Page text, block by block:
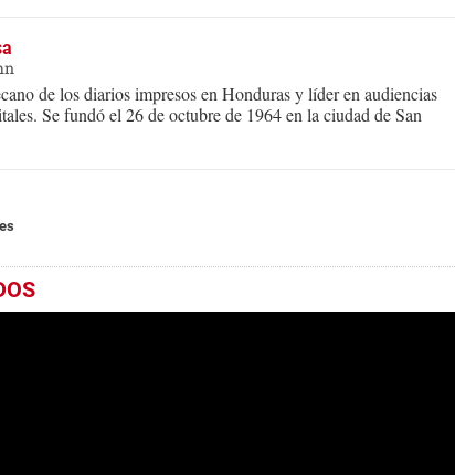
de los diarios impresos en Honduras y líder en audiencias
Se fundó el 26 de octubre de 1964 en la ciudad de San